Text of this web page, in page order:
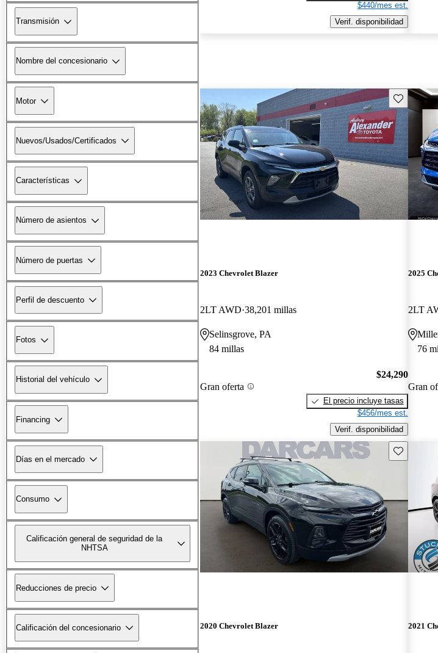
Transmisión
Nombre del concesionario
Motor
Nuevos/Usados/Certificados
Características
Número de asientos
Número de puertas
Perfil de descuento
Fotos
Historial del vehículo
Financing
Días en el mercado
Consumo
Calificación general de seguridad de la
NHTSA
Reducciones de precio
Calificación del concesionario
$440/mes est.
Verif. disponibilidad
Guarda
2023 Chevrolet Blazer
2LT AWD 38,201 millas
Selinsgrove, PA
84 millas
Gran oferta
$24,290
El precio incluye tasas
$456/mes est.
Verif. disponibilidad
2025
2LT
76
Gran
Guarda este
2020 Chevrolet Blazer 2021